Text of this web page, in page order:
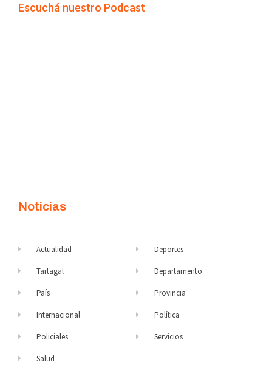
Escuchá nuestro Podcast
Noticias
Actualidad
Tartagal
País
Internacional
Policiales
Salud
Deportes
Departamento
Provincia
Política
Servicios